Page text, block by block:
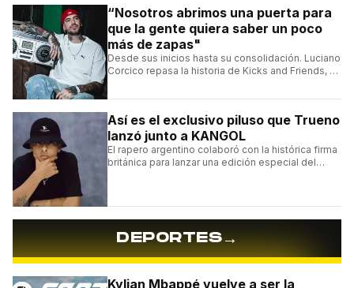
“Nosotros abrimos una puerta para
que la gente quiera saber un poco
más de zapas"
Desde sus inicios hasta su consolidación. Luciano
Corcico repasa la historia de Kicks and Friends, el
Así es el exclusivo piluso que Trueno
lanzó junto a KANGOL
El rapero argentino colaboró con la histórica firma
británica para lanzar una edición especial del
DEPORTES→
Kylian Mbappé vuelve a ser la